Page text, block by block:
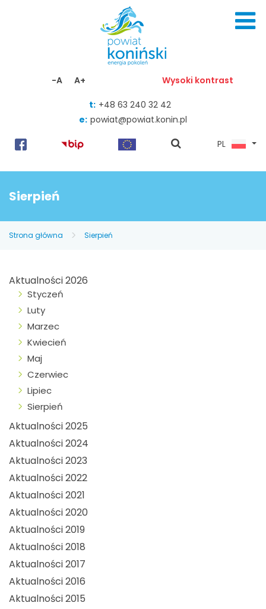
-A A+ Wysoki kontrast
t: +48 63 240 32 42
e: powiat@powiat.konin.pl
pokaż
PL
Sierpień
Strona główna Sierpień
Aktualności 2026
Styczeń
Luty
Marzec
Kwiecień
Maj
Czerwiec
Lipiec
Sierpień
Aktualności 2025
Aktualności 2024
Aktualności 2023
Aktualności 2022
Aktualności 2021
Aktualności 2020
Aktualności 2019
Aktualności 2018
Aktualności 2017
Aktualności 2016
Aktualności 2015